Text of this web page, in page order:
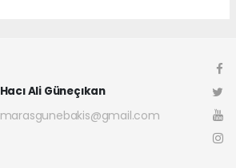
Hacı Ali Güneçıkan
marasgunebakis@gmail.com